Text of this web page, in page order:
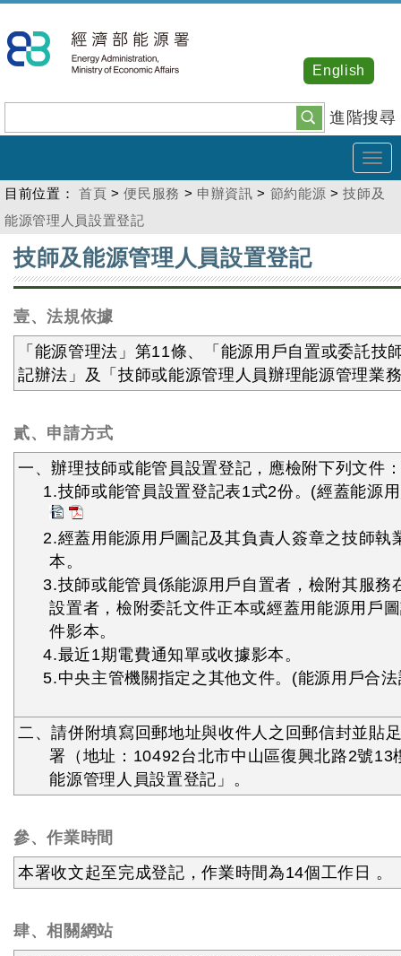
到
主
內
容
進階搜尋
English
目前位置： 首頁 >便民服務 > 申辦資訊 > 節約能源 >技師及
能源管理人員設置登記
:::
技師及能源管理人員設置登記
壹、法規依據
「能源管理法」第11條、「能源用戶自置或委託技
記辦法」及「技師或能源管理人員辦理能源管理業
貳、申請方式
一、辦理技師或能管員設置登記，應檢附下列文件
1.技師或能管員設置登記表1式2份。(經蓋能源
2.經蓋用能源用戶圖記及其負責人簽章之技師執
本。
3.技師或能管員係能源用戶自置者，檢附其服務
設置者，檢附委託文件正本或經蓋用能源用戶
件影本。
4.最近1期電費通知單或收據影本。
5.中央主管機關指定之其他文件。(能源用戶合法
二、請併附填寫回郵地址與收件人之回郵信封並貼
署（地址：10492台北市中山區復興北路2號13
能源管理人員設置登記」。
參、作業時間
本署收文起至完成登記，作業時間為14個工作日 。
肆、相關網站